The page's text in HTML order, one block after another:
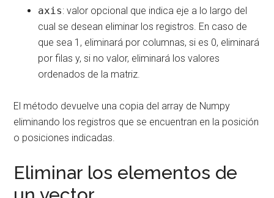
axis: valor opcional que indica eje a lo largo del
cual se desean eliminar los registros. En caso de
que sea 1, eliminará por columnas, si es 0, eliminará
por filas y, si no valor, eliminará los valores
ordenados de la matriz.
El método devuelve una copia del array de Numpy
eliminando los registros que se encuentran en la posición
o posiciones indicadas.
Eliminar los elementos de